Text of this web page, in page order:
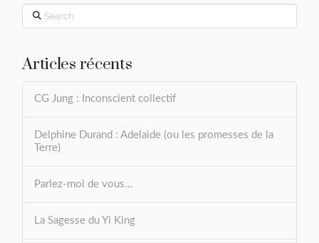
Search
Articles récents
CG Jung : Inconscient collectif
Delphine Durand : Adelaide (ou les promesses de la
Terre)
Parlez-moi de vous…
La Sagesse du Yi King